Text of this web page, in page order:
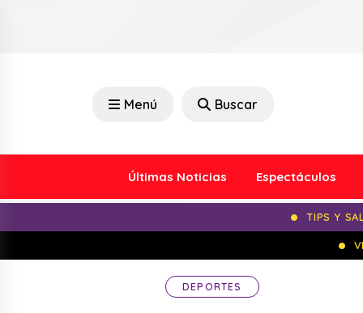
Menú Buscar
Últimas Noticias Espectáculos
TIPS Y
DEPORTES